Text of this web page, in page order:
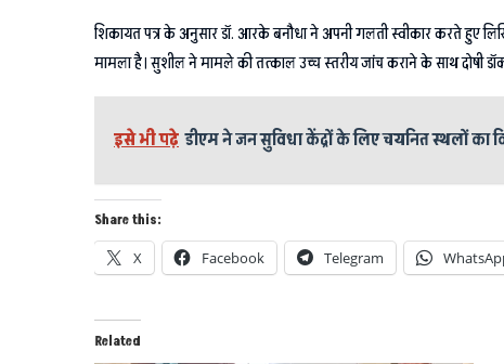
शिकायत पत्र के अनुसार डॉ. आरके बनौधा ने अपनी गलती स्वीकार करते हुए
मामला है। सुशील ने मामले की तत्काल उच्च स्तरीय जांच कराने के साथ दोषी
इसे भी पढ़े डीएम ने जन सुविधा केंद्रों के लिए चयनित स्थलों का
Share this:
X Facebook Telegram
Related